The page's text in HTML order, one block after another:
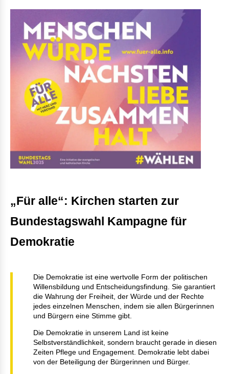
„Für alle“: Kirchen starten zur
Bundestagswahl Kampagne für
Demokratie
Die Demokratie ist eine wertvolle Form der politischen
Willensbildung und Entscheidungsfindung. Sie garantiert
die Wahrung der Freiheit, der Würde und der Rechte
jedes einzelnen Menschen, indem sie allen Bürgerinnen
und Bürgern eine Stimme gibt.
Die Demokratie in unserem Land ist keine
Selbstverständlichkeit, sondern braucht gerade in diesen
Zeiten Pflege und Engagement. Demokratie lebt dabei
von der Beteiligung der Bürgerinnen und Bürger.